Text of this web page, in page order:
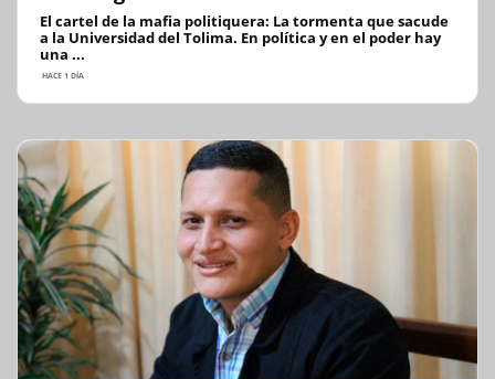
El cartel de la mafia politiquera: La tormenta que sacude
a la Universidad del Tolima. En política y en el poder hay
una ...
HACE 1 DÍA